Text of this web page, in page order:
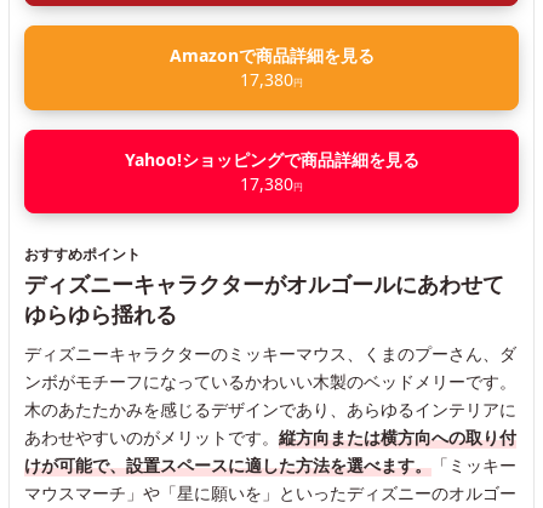
Amazonで商品詳細を見る
17,380円
Yahoo!ショッピングで商品詳細を見る
17,380円
おすすめポイント
ディズニーキャラクターがオルゴールにあわせて
ゆらゆら揺れる
ディズニーキャラクターのミッキーマウス、くまのプーさん、ダ
ンボがモチーフになっているかわいい木製のベッドメリーです。
木のあたたかみを感じるデザインであり、あらゆるインテリアに
あわせやすいのがメリットです。 縦方向または横方向への取り付
けが可能で、設置スペースに適した方法を選べます。 「ミッキー
マウスマーチ」や「星に願いを」といったディズニーのオルゴー